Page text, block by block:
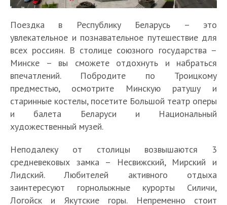
Поездка в Республику Беларусь – это
увлекательное и познавательное путешествие для
всех россиян. В столице союзного государства –
Минске – вы сможете отдохнуть и набраться
впечатлений. Побродите по Троицкому
предместью, осмотрите Минскую ратушу и
старинные костелы, посетите Большой театр оперы
и балета Беларуси и Национальный
художественный музей.
Неподалеку от столицы возвышаются 3
средневековых замка – Несвижский, Мирский и
Лидский. Любителей активного отдыха
заинтересуют горнолыжные курорты Силичи,
Логойск и Якутские горы. Непременно стоит